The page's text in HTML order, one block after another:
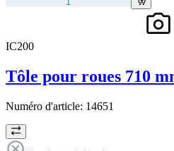
IC200
Tôle pour roues 710
Numéro d'article: 14651